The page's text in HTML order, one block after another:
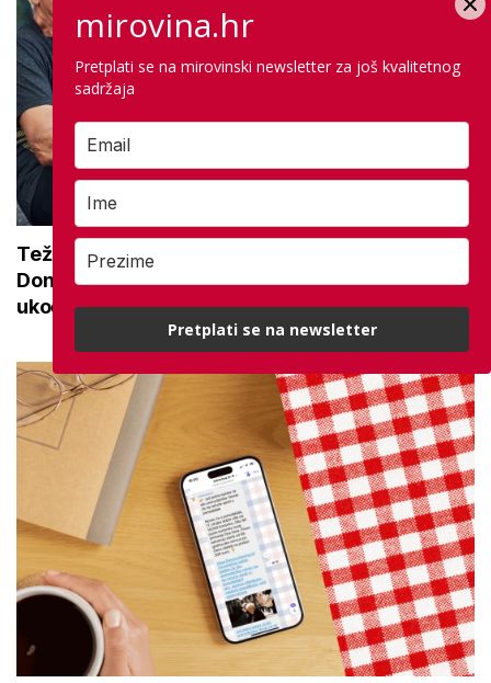
Teže se krećete zbog bolnih zglobova?
Donosimo savjete za lakši pokret i ublažavanje
ukočenosti
mirovina.hr
Pretplati se na mirovinski newsletter za još kvalitetnog
sadržaja
Pretplati se na newsletter